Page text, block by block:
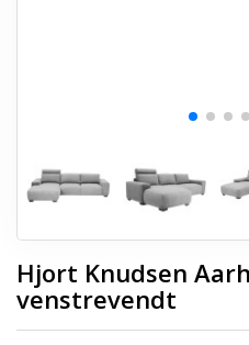
Hjort Knudsen
venstrevendt